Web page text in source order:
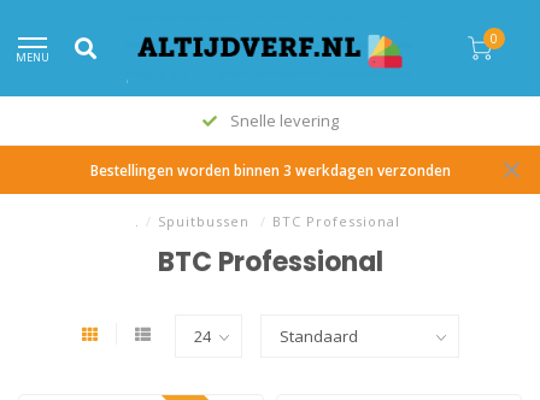
MENU
0
Snelle levering
Bestellingen worden binnen 3 werkdagen verzonden
. / Spuitbussen / BTC Professional
BTC Professional